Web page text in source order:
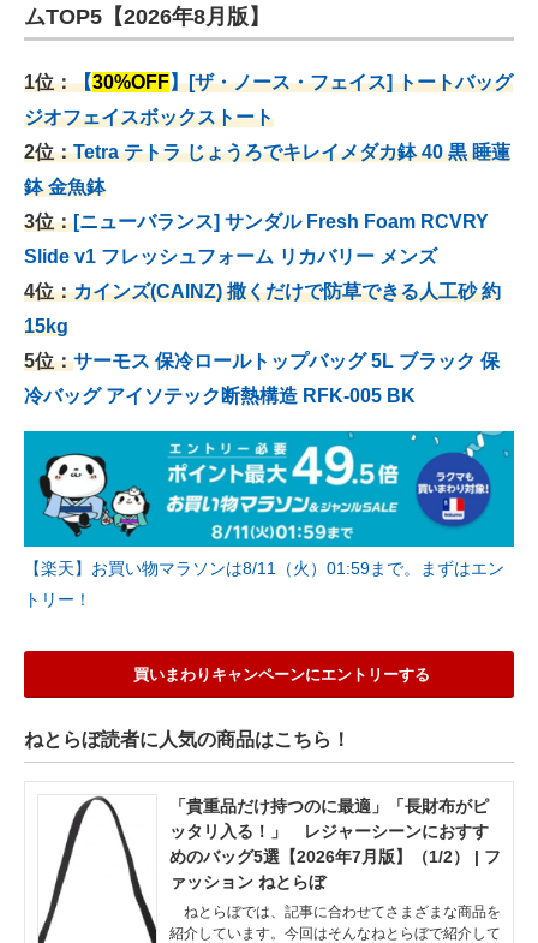
ムTOP5【2026年8月版】
1位：【30%OFF】[ザ・ノース・フェイス] トートバッグ
ジオフェイスボックストート
2位：Tetra テトラ じょうろでキレイメダカ鉢 40 黒 睡蓮
鉢 金魚鉢
3位：[ニューバランス] サンダル Fresh Foam RCVRY
Slide v1 フレッシュフォーム リカバリー メンズ
4位：カインズ(CAINZ) 撒くだけで防草できる人工砂 約
15kg
5位：サーモス 保冷ロールトップバッグ 5L ブラック 保
冷バッグ アイソテック断熱構造 RFK-005 BK
【楽天】お買い物マラソンは8/11（火）01:59まで。まずはエン
トリー！
買いまわりキャンペーンにエントリーする
ねとらぼ読者に人気の商品はこちら！
「貴重品だけ持つのに最適」「長財布がピ
ッタリ入る！」 レジャーシーンにおすす
めのバッグ5選【2026年7月版】（1/2） | フ
ァッション ねとらぼ
ねとらぼでは、記事に合わせてさまざまな商品を
紹介しています。今回はそんなねとらぼで紹介して